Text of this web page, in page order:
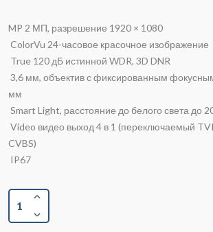
MP 2 МП, разрешение 1920 × 1080
ColorVu 24-часовое красочное изображение
True 120 дБ истинной WDR, 3D DNR
3,6 мм, объектив с фиксированным
мм
Smart Light, расстояние до белого света до
Video видео выход 4 в 1 (переключаемый
CVBS)
IP67
1